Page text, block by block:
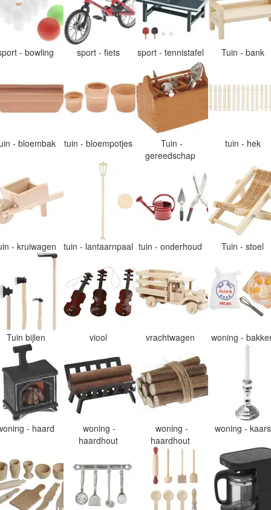
- bowling sport - fiets sport - tennistafel Tuin - bank
- bloembak tuin - bloempotjes
Tuin -
gereedschap
tuin - hek
- kruiwagen tuin - lantaarnpaal tuin - onderhoud Tuin - stoel
Tuin bijlen viool vrachtwagen woning -
- haard
woning -
haardhout
woning -
haardhout
woning -